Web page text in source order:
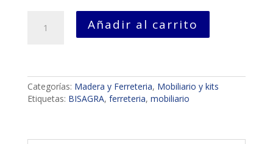
ACODADA
Añadir al carrito
Categorías: Madera y Ferreteria, Mobiliario y kits
Etiquetas: BISAGRA, ferreteria, mobiliario